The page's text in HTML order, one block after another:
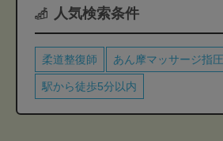
人気検索条件
柔道整復師 あん摩マッサージ指
駅から徒歩5分以内